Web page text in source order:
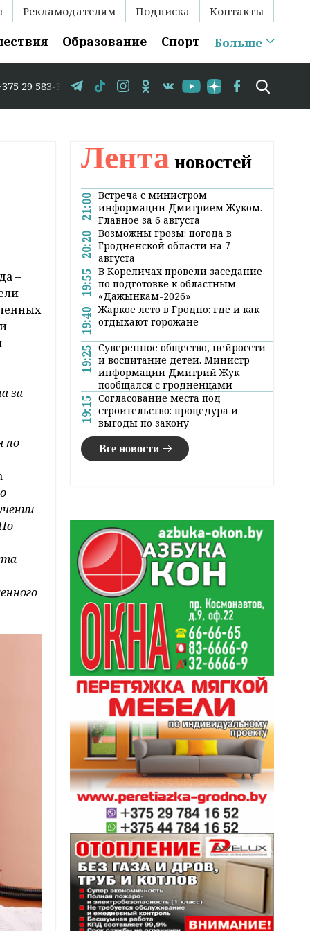
Рекламодателям Подписка Контакты
Образование Спорт Больше
Гродно временно закрывается движение по
–
за
по
Лента новостей
21:00 Встреча с министром
информации Дмитрием Жуком.
Главное за 6 августа
20:20 Возможны грозы: погода в
Гродненской области на 7
августа
19:55 В Кореличах провели заседание
по подготовке к областным
«Дажынкам-2026»
19:40 Жаркое лето в Гродно: где и как
отдыхают горожане
19:25 Суверенное общество, нейросети
и воспитание детей. Министр
информации Дмитрий Жук
пообщался с гродненцами
19:15 Согласование места под
строительство: процедура и
выгоды по закону
Все новости